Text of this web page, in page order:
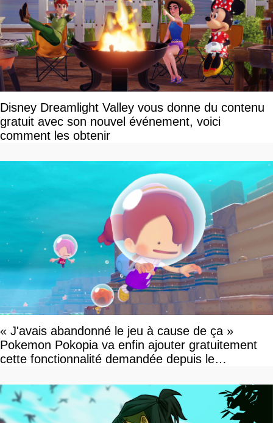
Disney Dreamlight Valley vous donne du contenu
gratuit avec son nouvel événement, voici
comment les obtenir
« J'avais abandonné le jeu à cause de ça »
Pokemon Pokopia va enfin ajouter gratuitement
cette fonctionnalité demandée depuis le